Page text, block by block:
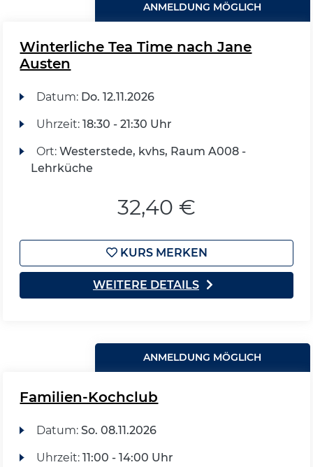
ANMELDUNG MÖGLICH
Winterliche Tea Time nach Jane
Austen
Datum: Do. 12.11.2026
Uhrzeit: 18:30 - 21:30 Uhr
Ort: Westerstede, kvhs, Raum A008 -
Lehrküche
32,40 €
KURS MERKEN
WEITERE DETAILS
ANMELDUNG MÖGLICH
Familien-Kochclub
Datum: So. 08.11.2026
Uhrzeit: 11:00 - 14:00 Uhr